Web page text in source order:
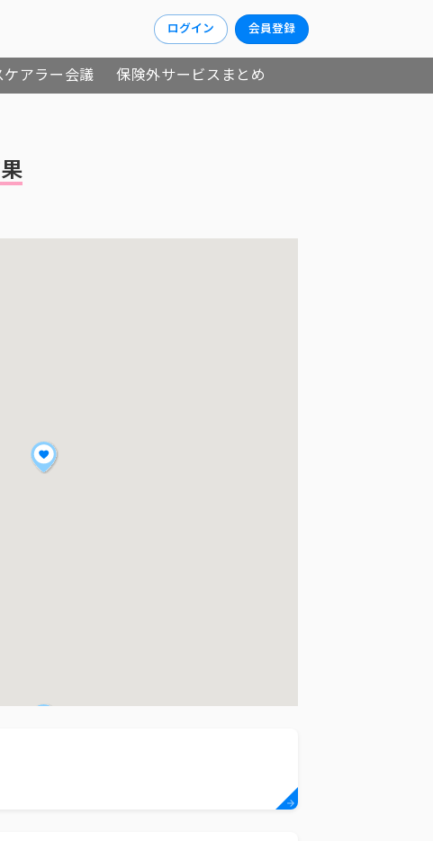
ログイン 会員登録
アラー会議 保険外サービスまとめ